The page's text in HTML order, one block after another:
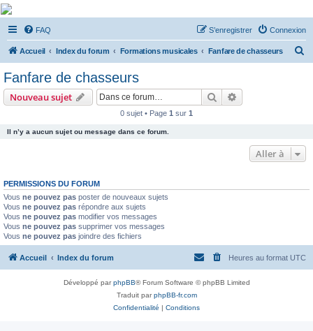
De Musicae Militari -
Forums
Forums de discussions
FAQ Connexion
S’enregistrer
Accueil Index du forum Formations musicales Fanfare de chasseurs
Fanfare de chasseurs
Nouveau sujet Rechercher
0 sujet • Page 1 sur 1
Il n’y a aucun sujet ou message dans ce forum.
Aller à
PERMISSIONS DU FORUM
Vous ne pouvez pas poster de nouveaux sujets
Vous ne pouvez pas répondre aux sujets
Vous ne pouvez pas modifier vos messages
Vous ne pouvez pas supprimer vos messages
Vous ne pouvez pas joindre des fichiers
Accueil Index du forum Heures au format UTC
Développé parphpBB® Forum Software © phpBB Limited
Traduit parphpBB-fr.com
Confidentialité | Conditions